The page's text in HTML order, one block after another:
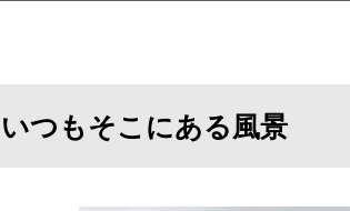
いつもそこにある風景